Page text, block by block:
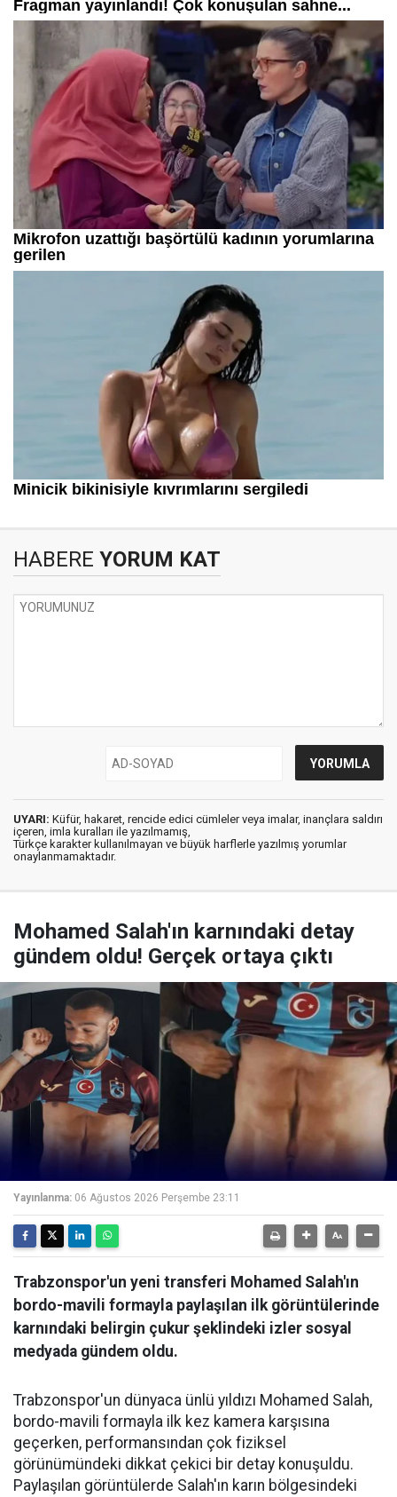
HABERE YORUM KAT
UYARI: Küfür, hakaret, rencide edici cümleler veya imalar, inançlara saldırı
içeren, imla kuralları ile yazılmamış,
Türkçe karakter kullanılmayan ve büyük harflerle yazılmış yorumlar
onaylanmamaktadır.
Mohamed Salah'ın karnındaki detay
gündem oldu! Gerçek ortaya çıktı
Yayınlanma: 06 Ağustos 2026 Perşembe 23:11
Trabzonspor'un yeni transferi Mohamed Salah'ın
bordo-mavili formayla paylaşılan ilk görüntülerinde
karnındaki belirgin çukur şeklindeki izler sosyal
medyada gündem oldu.
Trabzonspor'un dünyaca ünlü yıldızı Mohamed Salah,
bordo-mavili formayla ilk kez kamera karşısına
geçerken, performansından çok fiziksel
görünümündeki dikkat çekici bir detay konuşuldu.
Paylaşılan görüntülerde Salah'ın karın bölgesindeki